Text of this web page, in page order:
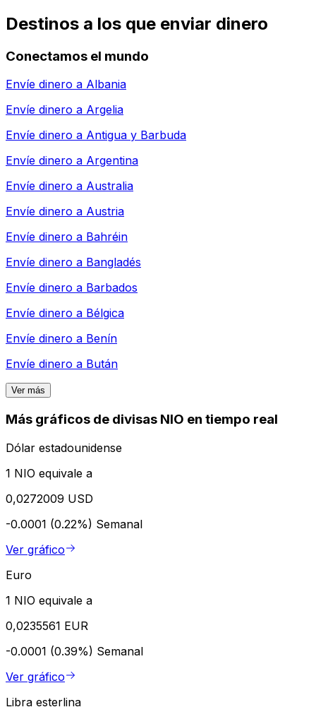
Destinos a los que enviar dinero
Conectamos el mundo
Envíe dinero a Albania
Envíe dinero a Argelia
Envíe dinero a Antigua y Barbuda
Envíe dinero a Argentina
Envíe dinero a Australia
Envíe dinero a Austria
Envíe dinero a Bahréin
Envíe dinero a Bangladés
Envíe dinero a Barbados
Envíe dinero a Bélgica
Envíe dinero a Benín
Envíe dinero a Bután
Ver más
Más gráficos de divisas NIO en tiempo real
Dólar estadounidense
1 NIO equivale a
0,0272009 USD
-0.0001 (0.22%) Semanal
Ver gráfico
Euro
1 NIO equivale a
0,0235561 EUR
-0.0001 (0.39%) Semanal
Ver gráfico
Libra esterlina